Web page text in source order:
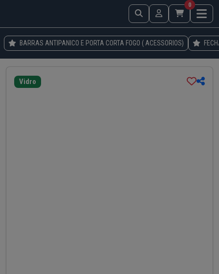
0
BARRAS ANTIPANICO E PORTA CORTA FOGO ( ACESSORIOS)
Vidro